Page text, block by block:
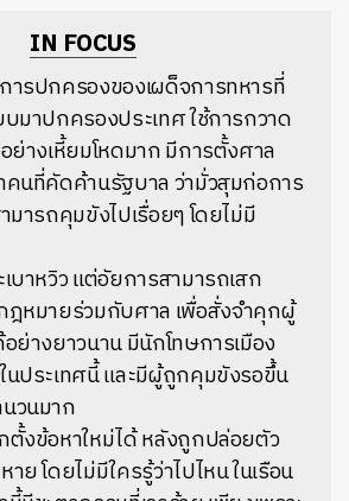
IN FOCUS
รปกครองของเผด็จการทหารที่
มาปกครองประเทศ ใช้การกวาด
ย่างเหี้ยมโหดมาก มีการตั้งศาล
นที่คัดค้านรัฐบาล ว่ามั่วสุมก่อการ
ารถคุมขังไปเรื่อยๆ โดยไม่มี
บาหวิว แต่อัยการสามารถเสก
หมายร่วมกับศาล เพื่อสั่งจำคุกผู้
ย่างยาวนาน มีนักโทษการเมือง
ประเทศนี้ และมีผู้ถูกคุมขังรอขึ้น
วนมาก
งข้อหาใหม่ได้ หลังถูกปล่อยตัว
ย โดยไม่มีใครรู้ว่าไปไหน ในเรือน